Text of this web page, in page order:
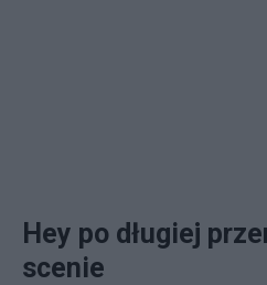
Hey po długiej
scenie